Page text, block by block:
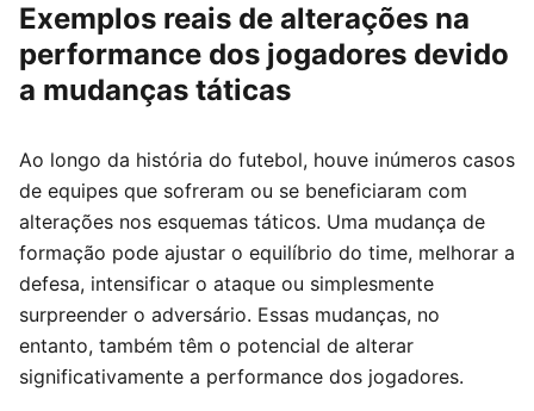
Exemplos reais de alterações na
performance dos jogadores devido
a mudanças táticas
Ao longo da história do futebol, houve inúmeros casos
de equipes que sofreram ou se beneficiaram com
alterações nos esquemas táticos. Uma mudança de
formação pode ajustar o equilíbrio do time, melhorar a
defesa, intensificar o ataque ou simplesmente
surpreender o adversário. Essas mudanças, no
entanto, também têm o potencial de alterar
significativamente a performance dos jogadores.